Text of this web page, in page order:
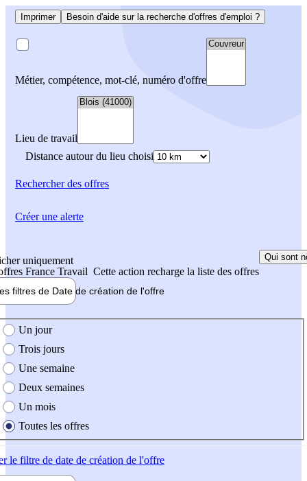
Imprimer Besoin d'aide sur la recherche d'offres d'emploi ?
Métier, compétence, mot-clé, numéro d'offre
Lieu de travail
Distance autour du lieu choisi
Rechercherdes offres
uniquement
France Travail Cette action recharge la liste des offres
Qui sont
filtres de Date de création de l'offre
création de l'offre
Un jour
Trois jours
Une semaine
Deux semaines
Un mois
Toutes les offres
le filtre de date de création de l'offre
Créer une alerte